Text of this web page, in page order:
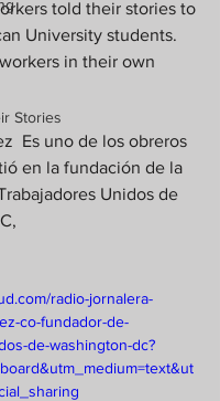
Stories
told their stories to
University students.
in their own
Es uno de los obreros
en la fundación de la
Unidos de
radio-jornalera-
co-fundador-de-
de-washington-dc?